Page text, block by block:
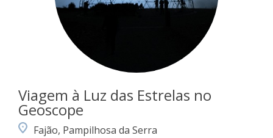
Viagem à Luz das Estrelas no
Geoscope
Fajão, Pampilhosa da Serra